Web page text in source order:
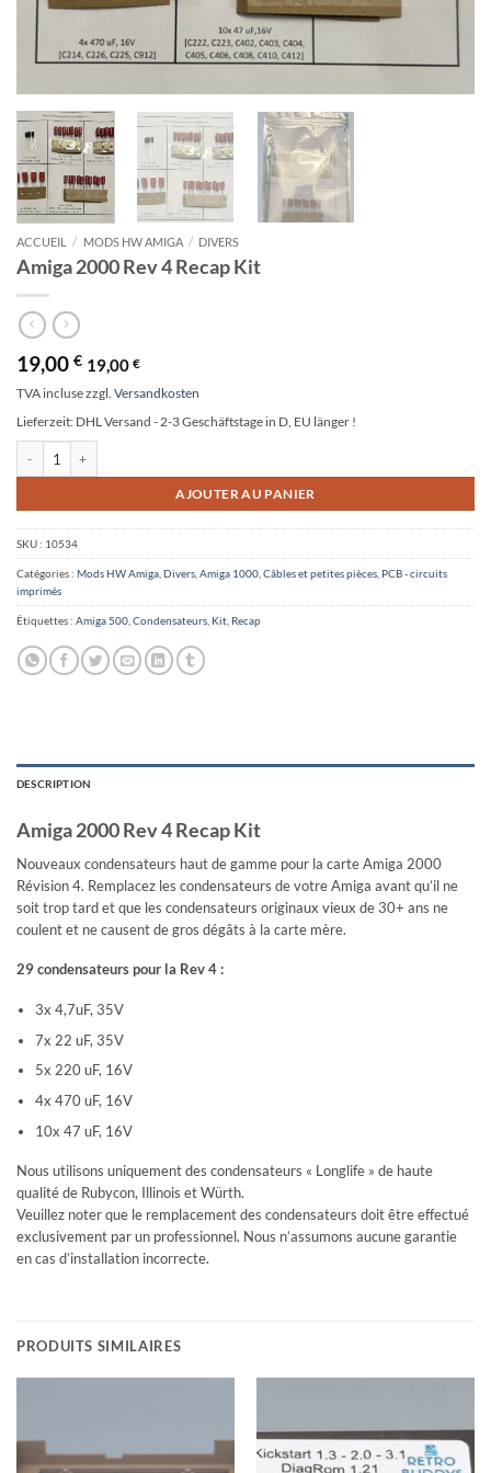
ACCUEIL / MODS HW AMIGA / DIVERS
Amiga 2000 Rev 4 Recap Kit
19,00 € 19,00 €
TVA inclusezzgl. Versandkosten
Lieferzeit: DHL Versand - 2-3 Geschäftstage in D, EU länger !
AJOUTER AU PANIER
SKU : 10534
Catégories : Mods HW Amiga Divers Amiga 1000 Câbles et petites pièces PCB - circuits
imprimés
Étiquettes : Amiga 500 Condensateurs Kit Recap
DESCRIPTION
Amiga 2000 Rev 4 Recap Kit
Nouveaux condensateurs haut de gamme pour la carte Amiga 2000
Révision 4. Remplacez les condensateurs de votre Amiga avant qu’il ne
soit trop tard et que les condensateurs originaux vieux de 30+ ans ne
coulent et ne causent de gros dégâts à la carte mère.
29 condensateurs pour la Rev 4 :
3x 4,7uF, 35V
7x 22 uF, 35V
5x 220 uF, 16V
4x 470 uF, 16V
10x 47 uF, 16V
Nous utilisons uniquement des condensateurs « Longlife » de haute
qualité de Rubycon, Illinois et Würth.
Veuillez noter que le remplacement des condensateurs doit être effectué
exclusivement par un professionnel. Nous n’assumons aucune garantie
en cas d’installation incorrecte.
PRODUITS SIMILAIRES